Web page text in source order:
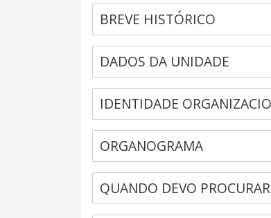
BREVE HISTÓRICO
DADOS DA UNIDADE
IDENTIDADE
ORGANOGRAMA
QUANDO DEVO